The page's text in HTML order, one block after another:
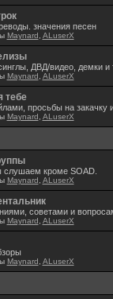
значения песен
Maynard ALuserX
ДВД/видео, демки и
Maynard ALuserX
тебе
просьбы на закачку и
Maynard ALuserX
слушаем кроме SOAD.
Maynard ALuserX
советами и
Maynard ALuserX
Maynard ALuserX